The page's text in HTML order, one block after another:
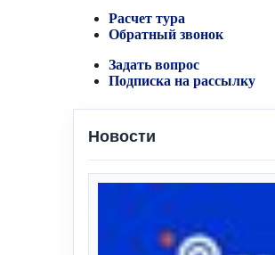
Расчет тура
Обратный звонок
Задать вопрос
Подписка на рассылку
Новости